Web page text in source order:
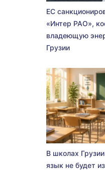
ЕС
«Интер РАО»,
владеющую
Грузии
В школах
язык не будет